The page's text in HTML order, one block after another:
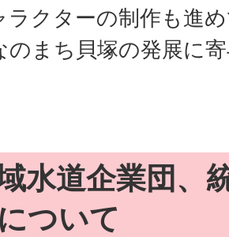
ラクターの制作も進
のまち貝塚の発展に
水道企業団、
ついて